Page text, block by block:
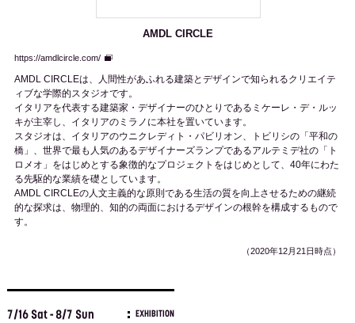
AMDL CIRCLE
https://amdlcircle.com/
AMDL CIRCLEは、人間性があふれる建築とデザインで知られるクリエイテ
ィブな学際的スタジオです。
イタリアを代表する建築家・デザイナーのひとりであるミケーレ・デ・ルッ
キが主宰し、イタリアのミラノに本社を置いています。
スタジオは、イタリアのウニクレディト・パビリオン、トビリシの「平和の
橋」、世界で最も人気のあるデザイナーズランプであるアルテミデ社の「ト
ロメオ」をはじめとする象徴的なプロジェクトをはじめとして、40年にわた
る先駆的な業績を礎としています。
AMDL CIRCLEの人文主義的な原則である生活の質を向上させるための継続
的な探求は、物理的、知的の両面におけるデザインの根幹を構成するもので
す。
（2020年12月21日時点）
7/16 Sat - 8/7 Sun EXHIBITION